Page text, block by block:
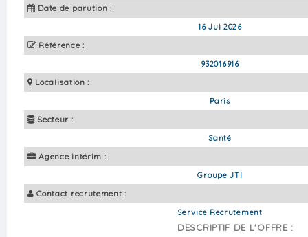
Date de parution :
16 Jui 2026
Référence :
932016916
Localisation :
Paris
Secteur :
Santé
Agence intérim :
Groupe JTI
Contact recrutement :
Service Recrutement
DESCRIPTIF DE L'OFFRE :